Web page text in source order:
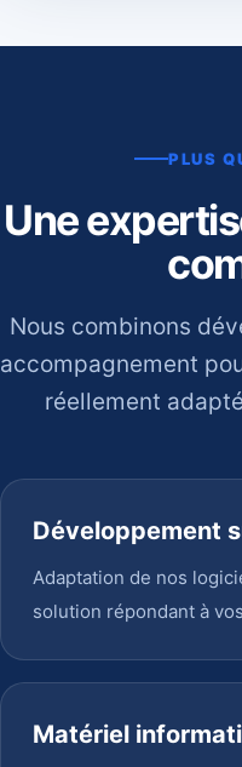
PLUS
Une
Nous combinons
accompagnement
réellement
Développement
Adaptation de nos
solution répondant à
Matériel